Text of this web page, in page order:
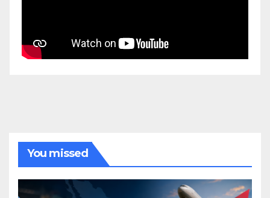
You missed